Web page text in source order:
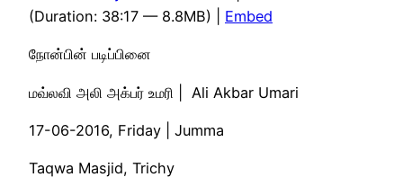
(Duration: 38:17 — 8.8MB) | Embed
நோன்பின் படிப்பினை
மவ்லவி அலி அக்பர் உமரி | Ali Akbar Umari
17-06-2016, Friday | Jumma
Taqwa Masjid, Trichy